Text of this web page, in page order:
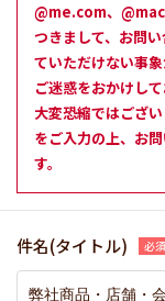
@me.com、
つきまして、お問
ていただけない事象
ご迷惑をおかけし
大変恐縮ではござ
をご入力の上、お
す。
件名(タイトル)